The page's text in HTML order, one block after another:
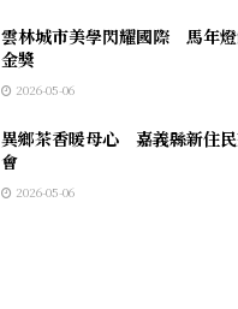
雲林城市美學閃耀國際 馬年
金獎
2026-05-06
異鄉茶香暖母心 嘉義縣新住
會
2026-05-06